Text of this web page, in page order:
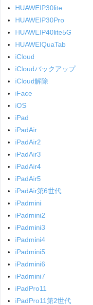
HUAWEIP30lite
HUAWEIP30Pro
HUAWEIP40lite5G
HUAWEIQuaTab
iCloud
iCloudバックアップ
iCloud解除
iFace
iOS
iPad
iPadAir
iPadAir2
iPadAir3
iPadAir4
iPadAir5
iPadAir第6世代
iPadmini
iPadmini2
iPadmini3
iPadmini4
iPadmini5
iPadmini6
iPadmini7
iPadPro11
iPadPro11第2世代